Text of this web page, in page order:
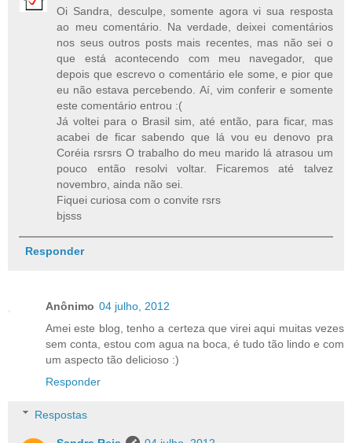
Oi Sandra, desculpe, somente agora vi sua resposta
ao meu comentário. Na verdade, deixei comentários
nos seus outros posts mais recentes, mas não sei o
que está acontecendo com meu navegador, que
depois que escrevo o comentário ele some, e pior que
eu não estava percebendo. Aí, vim conferir e somente
este comentário entrou :(
Já voltei para o Brasil sim, até então, para ficar, mas
acabei de ficar sabendo que lá vou eu denovo pra
Coréia rsrsrs O trabalho do meu marido lá atrasou um
pouco então resolvi voltar. Ficaremos até talvez
novembro, ainda não sei.
Fiquei curiosa com o convite rsrs
bjsss
Responder
Anônimo 04 julho, 2012
Amei este blog, tenho a certeza que virei aqui muitas vezes
sem conta, estou com agua na boca, é tudo tão lindo e com
um aspecto tão delicioso :)
Responder
Respostas